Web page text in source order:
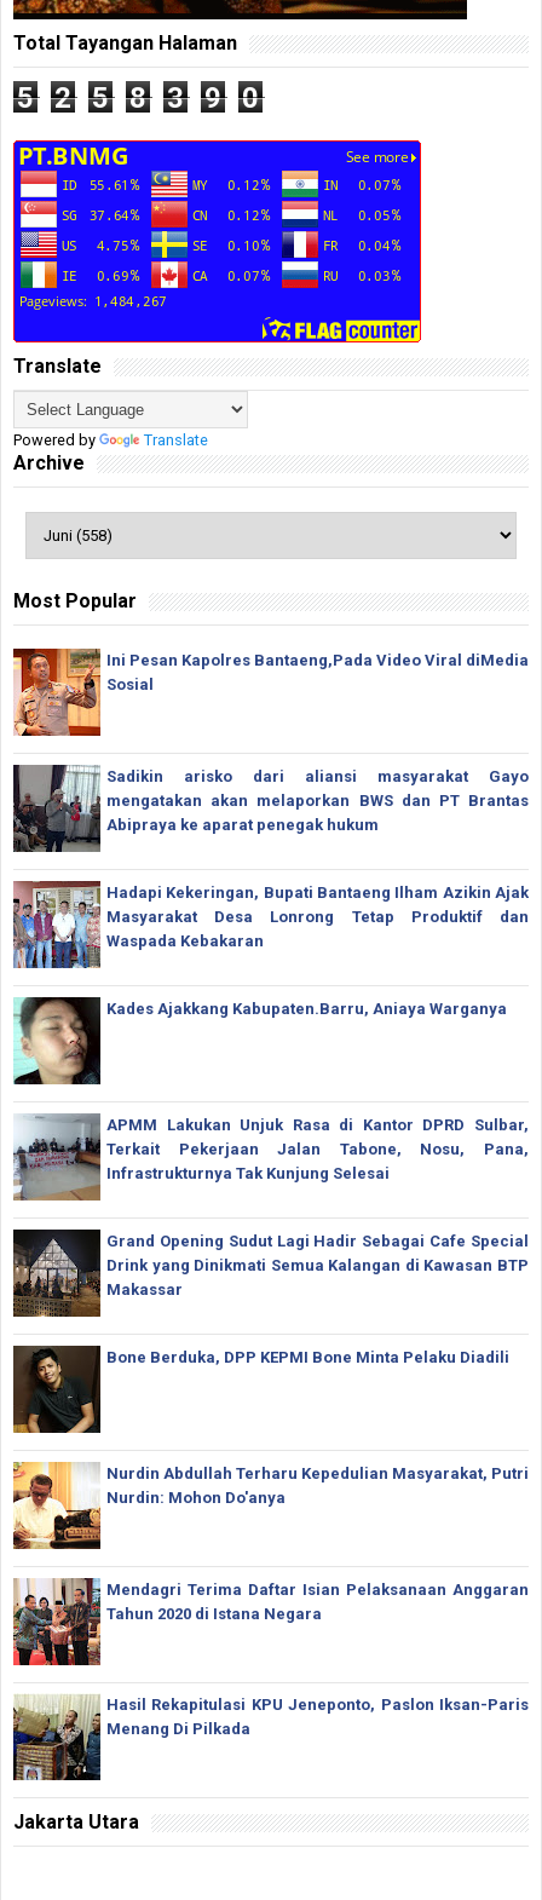
Total Tayangan Halaman
5 2 5 8 3 9 0
Translate
Powered by Translate
Archive
Most Popular
Ini Pesan Kapolres Bantaeng,Pada Video Viral diMedia
Sosial
Sadikin arisko dari aliansi masyarakat Gayo
mengatakan akan melaporkan BWS dan PT Brantas
Abipraya ke aparat penegak hukum
Hadapi Kekeringan, Bupati Bantaeng Ilham Azikin Ajak
Masyarakat Desa Lonrong Tetap Produktif dan
Waspada Kebakaran
Kades Ajakkang Kabupaten.Barru, Aniaya Warganya
APMM Lakukan Unjuk Rasa di Kantor DPRD Sulbar,
Terkait Pekerjaan Jalan Tabone, Nosu, Pana,
Infrastrukturnya Tak Kunjung Selesai
Grand Opening Sudut Lagi Hadir Sebagai Cafe Special
Drink yang Dinikmati Semua Kalangan di Kawasan BTP
Makassar
Bone Berduka, DPP KEPMI Bone Minta Pelaku Diadili
Nurdin Abdullah Terharu Kepedulian Masyarakat, Putri
Nurdin: Mohon Do'anya
Mendagri Terima Daftar Isian Pelaksanaan Anggaran
Tahun 2020 di Istana Negara
Hasil Rekapitulasi KPU Jeneponto, Paslon Iksan-Paris
Menang Di Pilkada
Jakarta Utara